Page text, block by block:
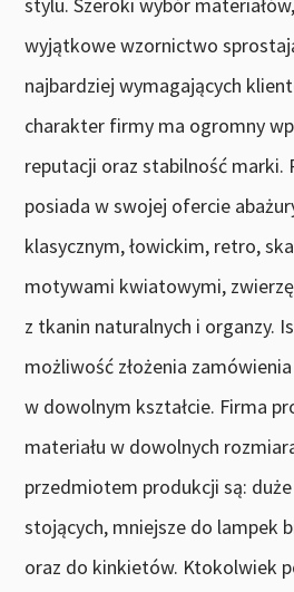
wyjątkowe wzornictwo
najbardziej wymagających
charakter firmy ma ogromny
reputacji oraz stabilność marki.
posiada w swojej ofercie
klasycznym, łowickim, retro,
motywami kwiatowymi,
z tkanin naturalnych i organzy.
możliwość złożenia
w dowolnym kształcie. Firma
materiału w dowolnych
przedmiotem produkcji są:
stojących, mniejsze do lampek
oraz do kinkietów. Ktokolwiek